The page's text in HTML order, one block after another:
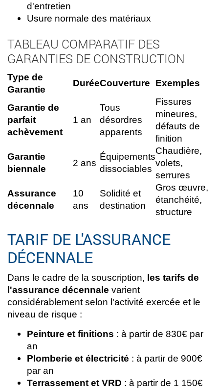
d'entretien
Usure normale des matériaux
TABLEAU COMPARATIF DES
GARANTIES DE CONSTRUCTION
Type de
Garantie
DuréeCouverture Exemples
Garantie de
parfait
achèvement
1 an
Tous
désordres
apparents
Fissures
mineures,
défauts de
finition
Garantie
biennale
2 ans
Équipements
dissociables
Chaudière,
volets,
serrures
Assurance
décennale
10
ans
Solidité et
destination
Gros œuvre,
étanchéité,
structure
TARIF DE L'ASSURANCE
DÉCENNALE
Dans le cadre de la souscription, les tarifs de
l'assurance décennale varient
considérablement selon l'activité exercée et le
niveau de risque :
Peinture et finitions : à partir de 830€ par
an
Plomberie et électricité : à partir de 900€
par an
Terrassement et VRD : à partir de 1 150€